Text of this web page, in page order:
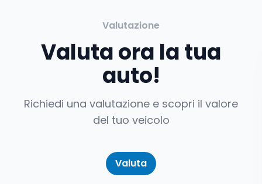
Valutazione
Valuta ora la tua
auto!
Richiedi una valutazione e scopri il valore
del tuo veicolo
Valuta